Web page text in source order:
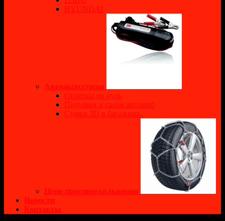
HYUNDAI
Автоаксессуары
Оплётки на руль
Подушки в салон автомоб
Сумки 3D в багажник.
Цепи противоскольжения
Новости
Контакты